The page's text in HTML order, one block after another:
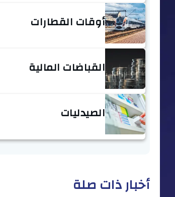
أوقات القطارات
القباضات المالية
الصيدليات
أخبار ذات صلة